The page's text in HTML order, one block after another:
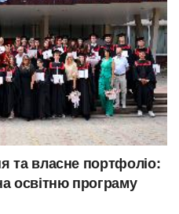
та власне портфоліо:
освітню програму